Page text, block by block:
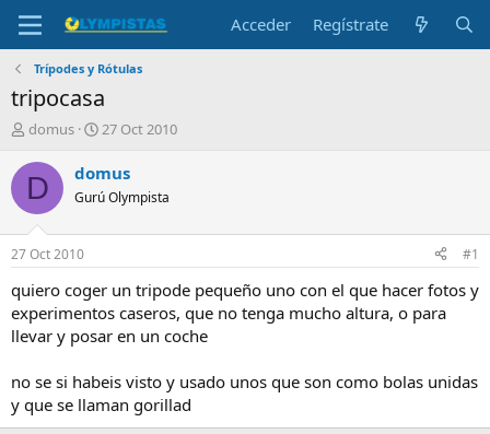
Acceder Regístrate
Trípodes y Rótulas
tripocasa
I
i
a
d
o
r
e
l
e
m
a
domus
F
c
h
a
i
n
c
i
27 Oct 2010
D domus
Gurú Olympista
27 Oct 2010 #1
quiero coger un tripode pequeño uno con el que hacer fotos y
experimentos caseros, que no tenga mucho altura, o para
llevar y posar en un coche
no se si habeis visto y usado unos que son como bolas unidas
y que se llaman gorillad